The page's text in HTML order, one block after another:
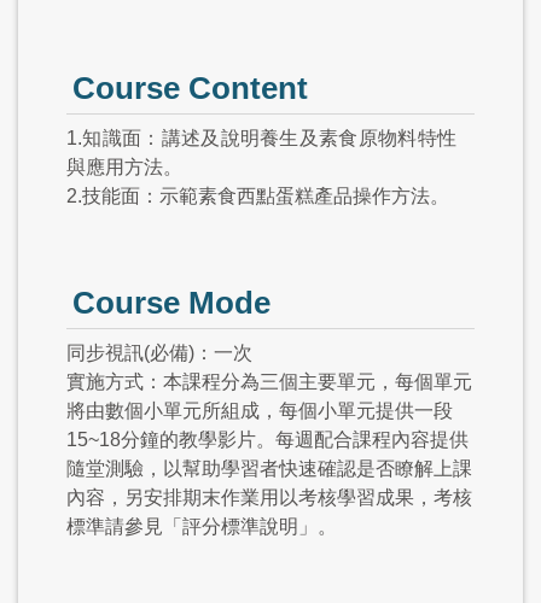
Course Content
1.知識面：講述及說明養生及素食原物料特性
與應用方法。
2.技能面：示範素食西點蛋糕產品操作方法。
Course Mode
同步視訊(必備)：一次
實施方式：本課程分為三個主要單元，每個單元
將由數個小單元所組成，每個小單元提供一段
15~18分鐘的教學影片。每週配合課程內容提供
隨堂測驗，以幫助學習者快速確認是否瞭解上課
內容，另安排期末作業用以考核學習成果，考核
標準請參見「評分標準說明」。